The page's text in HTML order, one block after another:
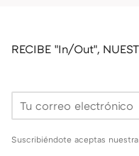
RECIBE "In/Out",
Suscribiéndote aceptas nuestra